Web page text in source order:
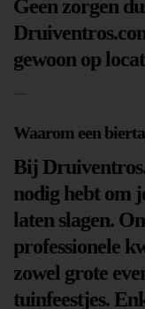
Geen zorgen
gewoon op
—
Waarom een
Bij
nodig hebt om
laten slagen.
professionele
zowel grote
tuinfeestjes.